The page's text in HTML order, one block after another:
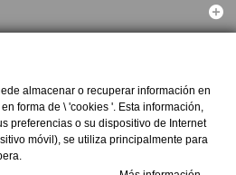
almacenar o recuperar información en
forma de \ 'cookies '. Esta información,
preferencias o su dispositivo de Internet
móvil), se utiliza principalmente para